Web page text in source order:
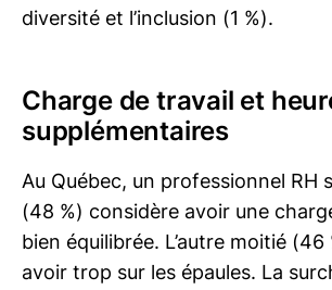
diversité et l’inclusion (1 %).
Charge de travail et
supplémentaires
Au Québec, un professionnel RH
(48 %) considère avoir une
bien équilibrée. L’autre moitié
avoir trop sur les épaules. La